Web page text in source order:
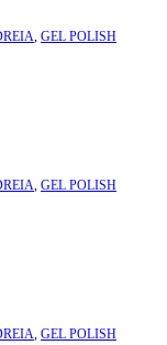
, GEL POLISH
, GEL POLISH
, GEL POLISH